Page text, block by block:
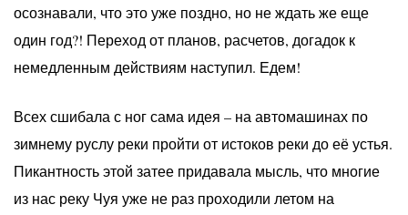
осознавали, что это уже поздно, но не ждать же еще
один год?! Переход от планов, расчетов, догадок к
немедленным действиям наступил. Едем!
Всех сшибала с ног сама идея – на автомашинах по
зимнему руслу реки пройти от истоков реки до её устья.
Пикантность этой затее придавала мысль, что многие
из нас реку Чуя уже не раз проходили летом на